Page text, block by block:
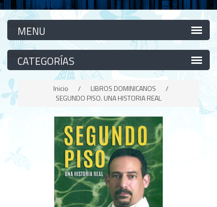
Categorías
Categorías
Inicio / LIBROS DOMINICANOS
/
SEGUNDO PISO. UNA HISTORIA REAL